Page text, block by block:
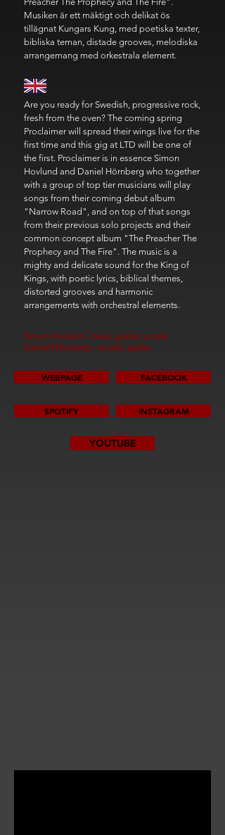
Musiken är ett mäktigt och delikat ös
tillägnat Kungars Kung, med poetiska texter,
bibliska teman, distade grooves, melodiska
arrangemang med orkestrala element.
Are you ready for Swedish, progressive rock,
fresh from the oven? The coming spring
Proclaimer will spread their wings live for the
first time and this gig at LTD will be one of
the first. Proclaimer is in essence Simon
Hovlund and Daniel Hörnberg who together
with a group of top tier musicians will play
songs from their coming debut album
"Narrow Road", and on top of that songs
from their previous solo projects and their
common concept album "The Preacher The
Prophecy and The Fire". The music is a
mighty and delicate sound for the King of
Kings, with poetic lyrics, biblical themes,
distorted grooves and harmonic
arrangements with orchestral elements.
Simon Hovlund - bass, guitar, vocals
Daniel Hörnberg - vocals, guitar
WEBPAGE FACEBOOK
SPOTIFY INSTAGRAM
YOUTUBE